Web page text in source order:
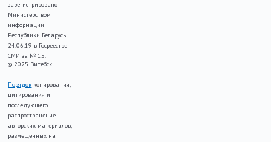
зарегистрировано
Министерством
информации
Республики Беларусь
24.06.19 в Госреестре
СМИ за № 15.
© 2025 Витебск
Порядок копирования,
цитирования и
последующего
распространение
авторских материалов,
размещенных на